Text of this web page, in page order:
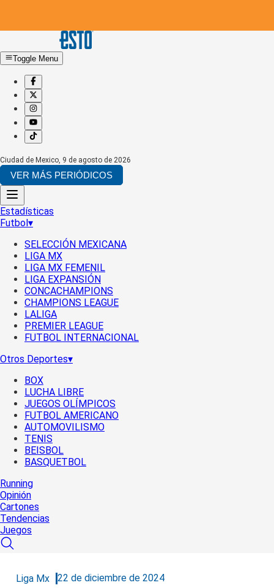
Toggle Menu
Ciudad de Mexico, 9 de agosto de 2026
VER MÁS PERIÓDICOS
Estadísticas
Futbol▾
SELECCIÓN MEXICANA
LIGA MX
LIGA MX FEMENIL
LIGA EXPANSIÓN
CONCACHAMPIONS
CHAMPIONS LEAGUE
LALIGA
PREMIER LEAGUE
FUTBOL INTERNACIONAL
Otros Deportes▾
BOX
LUCHA LIBRE
JUEGOS OLÍMPICOS
FUTBOL AMERICANO
AUTOMOVILISMO
TENIS
BEISBOL
BASQUETBOL
Running
Opinión
Cartones
Tendencias
Juegos
Liga Mx 22 de diciembre de 2024